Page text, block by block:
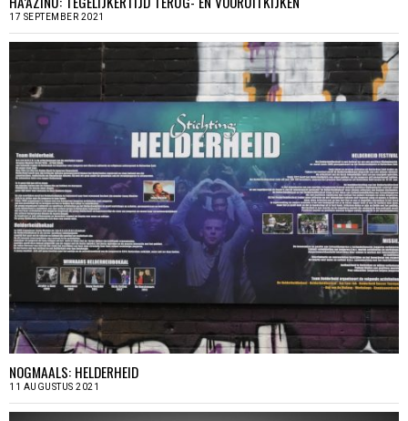
17 SEPTEMBER 2021
NOGMAALS: HELDERHEID
11 AUGUSTUS 2021